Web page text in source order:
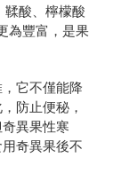
酸、檸檬酸
為豐富，是果
它不僅能降
防止便秘，
異果性寒
奇異果後不